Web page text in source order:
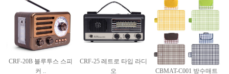
CRF-20B 블루투스 스피
커 ..
CRF-25 레트로 타입 라디
오
CBMAT-C001 방수매트